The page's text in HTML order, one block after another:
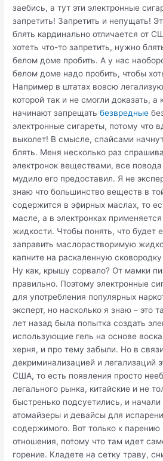
заебись, а тут эти электронные
запретить! Запретить и непущать!
блять кардинально отличается от
хотеть что-то запретить, нужно
белом доме пробить. А у нас
белом доме надо пробить, чтобы
Например в штатах вовсю
которой так и не смогли доказать, а
начинают запрещатьбезвредные
электронные сигареты, потому что
выколет! В смысле, спайсами
блять. Меня несколько раз
электронок веществами, все повода
мудило его предоставил. Я не
знаю что большинство веществ в
содержится в эфирных маслах, то
масле, а в электронках
жидкости. Чтобы понять, что будет
заправить маслорастворимую
капните на раскаленную
Ну как, крышу сорвало? От мамки
правильно. Поэтому электронные
для употребления популярных
эксперт, но насколько я знаю – это
лет назад была попытка создать
использующие гель на основе
херня, и про тему забыли. Но в
декриминализацией и легализаций
США, то есть появления просто
легального рынка, китайские и не
быстренько подсуетились, и начали
атомайзеры и девайсы для
содержимого. Вот только к парению
отношения, потому что там идет
горение. Кладете на сетку траву,